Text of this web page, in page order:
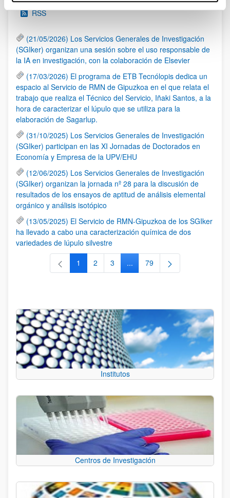
RSS
(21/05/2026) Los Servicios Generales de Investigación
(SGIker) organizan una sesión sobre el uso responsable de
la IA en investigación, con la colaboración de Elsevier
(17/03/2026) El programa de ETB Tecnólopis dedica un
espacio al Servicio de RMN de Gipuzkoa en el que relata el
trabajo que realiza el Técnico del Servicio, Iñaki Santos, a la
hora de caracterizar el lúpulo que se utiliza para la
elaboración de Sagarlup.
(31/10/2025) Los Servicios Generales de Investigación
(SGIker) participan en las XI Jornadas de Doctorados en
Economía y Empresa de la UPV/EHU
(12/06/2025) Los Servicios Generales de Investigación
(SGIker) organizan la jornada nº 28 para la discusión de
resultados de los ensayos de aptitud de análisis elemental
orgánico y análisis isotópico
(13/05/2025) El Servicio de RMN-Gipuzkoa de los SGIker
ha llevado a cabo una caracterización química de dos
variedades de lúpulo silvestre
Página
1 Página
2 Página
3 ...Páginas intermedias Use TAB
Página
79
Institutos
Centros de Investigación